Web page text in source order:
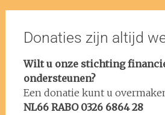
Donaties zijn altijd
Wilt u onze stichting
ondersteunen?
Een donatie kunt u
NL66 RABO 0326 6864 28